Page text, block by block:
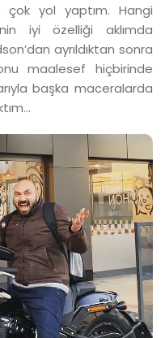
çok yol yaptım. Hangi
iyi özelliği aklımda
ayrıldıktan sonra
maalesef hiçbirinde
başka maceralarda